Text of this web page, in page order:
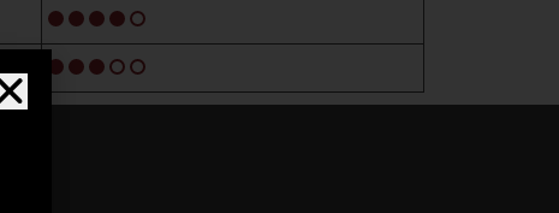
4/5
3/5